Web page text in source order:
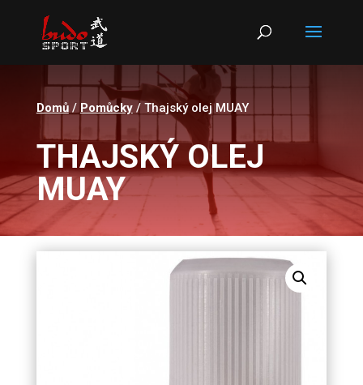
Products
search
Domů/ Pomůcky/ Thajský olej MUAY
THAJSKÝ OLEJ
MUAY